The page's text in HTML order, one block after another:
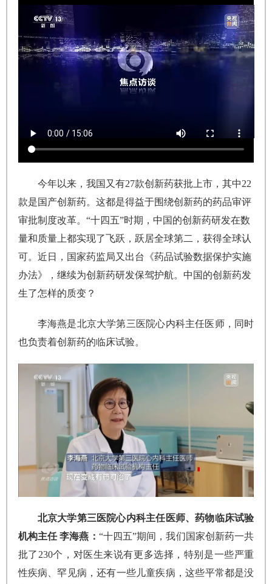
今年以来，我国又有27款创新药获批上市，其中22
款是国产创新药。这都是得益于围绕创新药的药品审评
审批制度改革。“十四五”时期，中国的创新药研发在数
量和质量上都实现了飞跃，跃居全球第二，获得全球认
可。近日，国家药监局又出台《药品试验数据保护实施
办法》，继续为创新药研发保驾护航。中国的创新药发
生了怎样的质变？
李海燕是北京大学第三医院心内科主任医师，同时
也负责着创新药的临床试验。
北京大学第三医院心内科主任医师、药物临床试验
机构主任 李海燕： “十四五”期间，我们国家创新药一共
批了230个，对医生来说有更多选择，特别是一些严重
性疾病、罕见病，还有一些儿童疾病，这些平常都是没